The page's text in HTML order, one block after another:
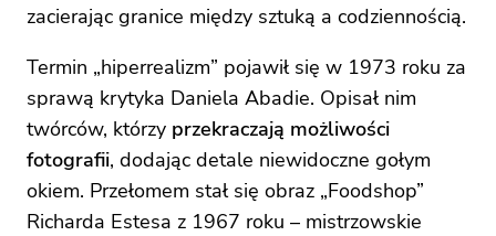
zacierając granice między sztuką a codziennością.
Termin „hiperrealizm” pojawił się w 1973 roku za
sprawą krytyka Daniela Abadie. Opisał nim
twórców, którzy przekraczają możliwości
fotografii, dodając detale niewidoczne gołym
okiem. Przełomem stał się obraz „Foodshop”
Richarda Estesa z 1967 roku – mistrzowskie